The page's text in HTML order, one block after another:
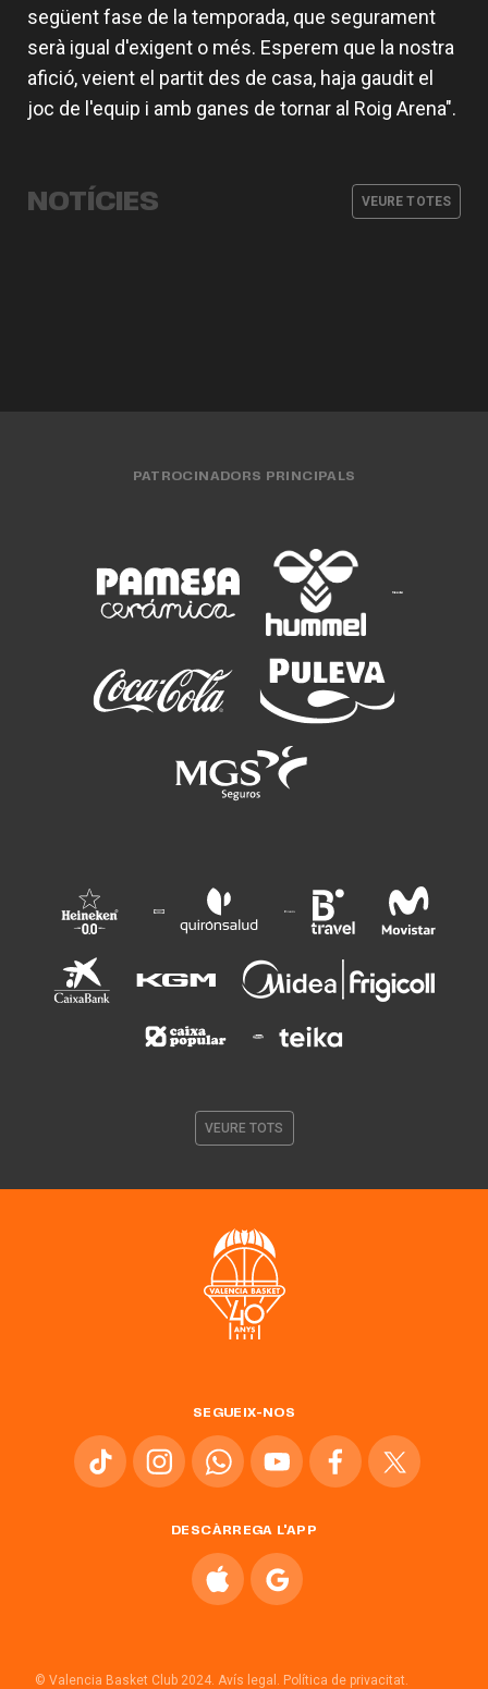
següent fase de la temporada, que segurament
serà igual d'exigent o més. Esperem que la nostra
afició, veient el partit des de casa, haja gaudit el
joc de l'equip i amb ganes de tornar al Roig Arena".
NOTÍCIES VEURE TOTES
Valencia Basket obrirà la EuroLeague
Definit el cos tècnic de l'equip
femení per al curs 26-27
PATROCINADORS PRINCIPALS
VEURE TOTS
SEGUEIX-NOS
DESCÀRREGA L'APP
© Valencia Basket Club 2024. Avís legal. Política de privacitat.